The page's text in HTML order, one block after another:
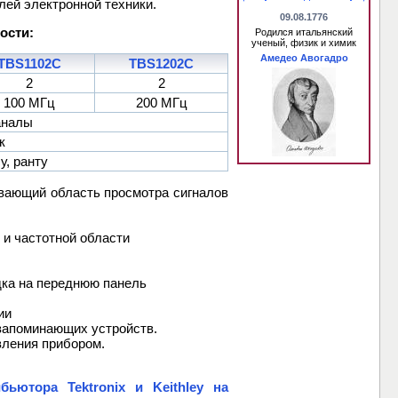
электронной техники.
TBS1202C
2
2
100 МГц
200 МГц
ранту
область просмотра сигналов
частотной области
на переднюю панель
устройств.
прибором.
Tektronix и Keithley на
09.08.1776
Родился итальянский
ученый, физик и химик
Амедео Авогадро